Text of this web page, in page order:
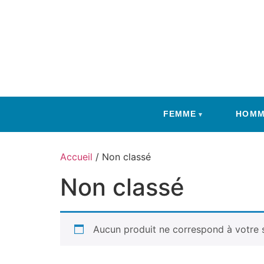
FEMME
Accueil / Non classé
Non classé
Aucun produit ne correspond à votre